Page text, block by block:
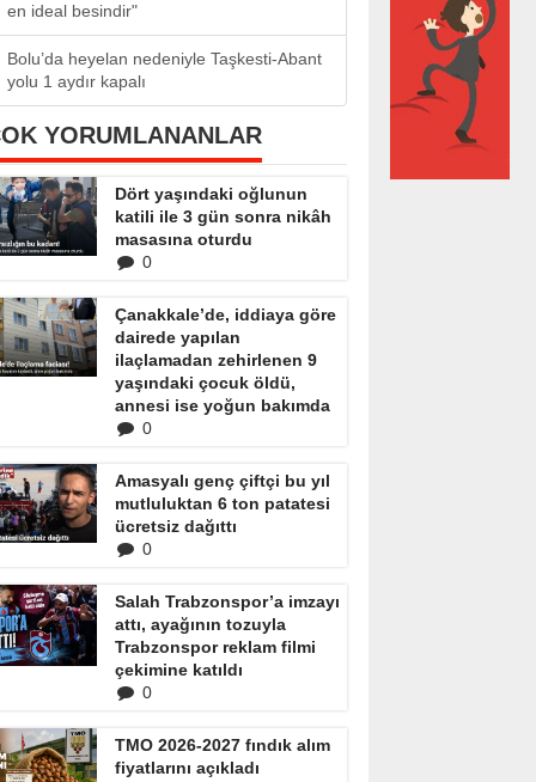
en ideal besindir"
Bolu’da heyelan nedeniyle Taşkesti-Abant
yolu 1 aydır kapalı
YORUMLANANLAR
Dört yaşındaki oğlunun
katili ile 3 gün sonra nikâh
masasına oturdu
0
Çanakkale’de, iddiaya göre
dairede yapılan
ilaçlamadan zehirlenen 9
yaşındaki çocuk öldü,
annesi ise yoğun bakımda
0
Amasyalı genç çiftçi bu yıl
mutluluktan 6 ton patatesi
ücretsiz dağıttı
0
Salah Trabzonspor’a imzayı
attı, ayağının tozuyla
Trabzonspor reklam filmi
çekimine katıldı
0
TMO 2026-2027 fındık alım
fiyatlarını açıkladı